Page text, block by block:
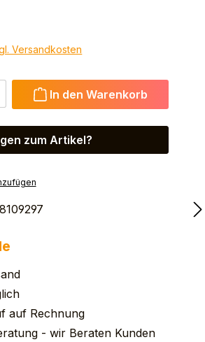
Versandkosten
den gewünschten Wert ein oder
In den Warenkorb
zum Artikel?
8109297
auf Rechnung
- wir Beraten Kunden